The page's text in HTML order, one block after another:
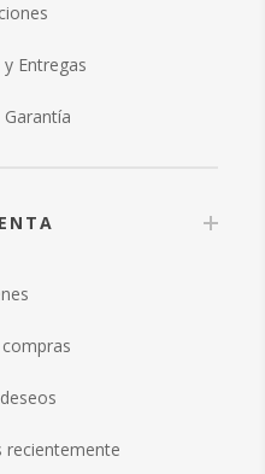
Entregas
recientemente